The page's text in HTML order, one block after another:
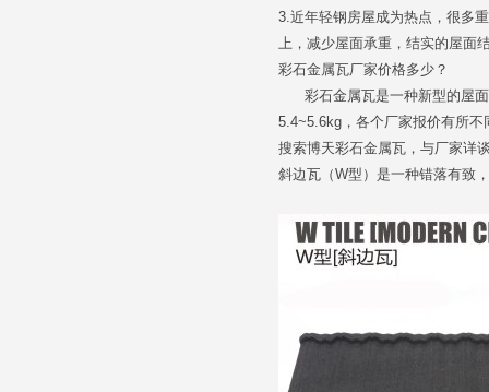
3.近年轻钢房屋成为热点，很多
上，减少屋面承重，结实的屋面
彩石金属瓦厂家价格多少？
彩石金属瓦是一种新型的屋面
5.4~5.6kg，各个厂家报价有所
搜索博天彩石金属瓦，与厂家详
斜边瓦（W型）是一种错落有致